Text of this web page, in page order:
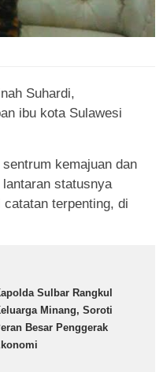
Suhardi,
ibu kota Sulawesi
kemajuan dan
statusnya
terpenting, di
Sulbar Rangkul
Minang, Soroti
Besar Penggerak